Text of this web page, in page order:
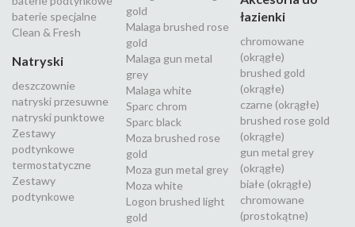
baterie specjalne
Clean & Fresh
Natryski
deszczownie
natryski przesuwne
natryski punktowe
Zestawy
podtynkowe
termostatyczne
Zestawy
podtynkowe
gold
Malaga brushed rose
gold
Malaga gun metal
grey
Malaga white
Sparc chrom
Sparc black
Moza brushed rose
gold
Moza gun metal grey
Moza white
Logon brushed light
gold
łazienki
chromowane
(okrągłe)
brushed gold
(okrągłe)
czarne (okrągłe)
brushed rose gold
(okrągłe)
gun metal grey
(okrągłe)
białe (okrągłe)
chromowane
(prostokątne)